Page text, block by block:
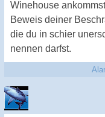
Winehouse
Beweis deiner
die du in schier
nennen darfst.